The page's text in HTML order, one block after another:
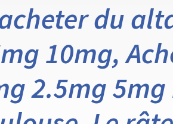
du
10mg,
2.5mg